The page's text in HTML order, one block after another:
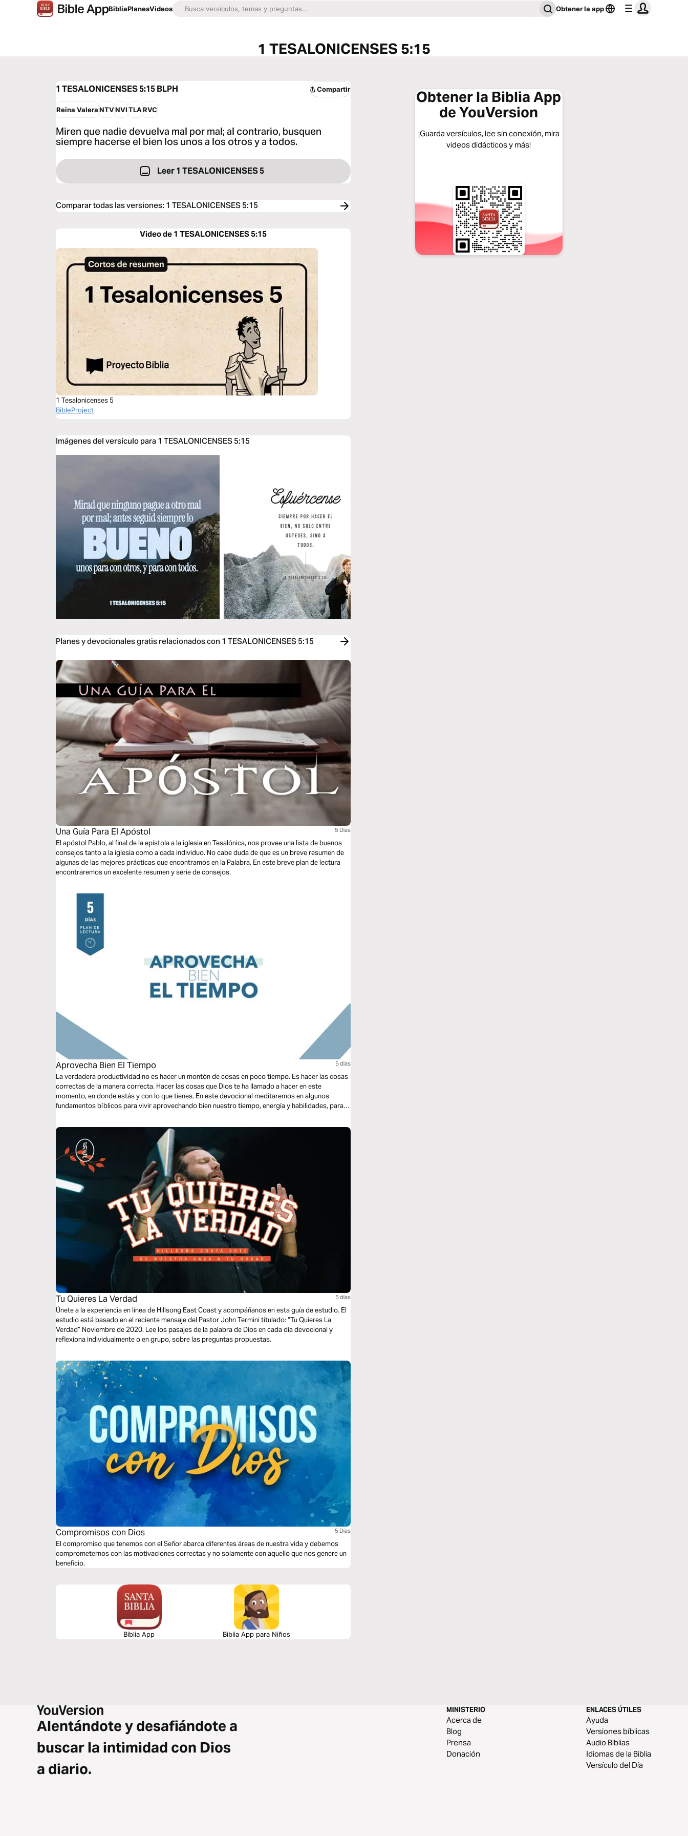
BibliaPlanesVideos Obtener la app
1 TESALONICENSES 5:15
1 TESALONICENSES 5:15BLPH Compartir
Reina Valera NTVNVI TLA RVC
Miren que nadie devuelva mal por mal; al contrario, busquen
siempre hacerse el bien los unos a los otros y a todos.
Leer 1 TESALONICENSES 5
Comparar todas las versiones: 1 TESALONICENSES 5:15
Video de 1 TESALONICENSES 5:15
1 Tesalonicenses 5
BibleProject
Imágenes del versículo para 1 TESALONICENSES 5:15
Planes y devocionales gratis relacionados con 1 TESALONICENSES 5:15
Una Guía Para El Apóstol 5 Dias
El apóstol Pablo, al final de la epístola a la iglesia en Tesalónica, nos provee una lista de buenos
consejos tanto a la iglesia como a cada individuo. No cabe duda de que es un breve resumen de
algunas de las mejores prácticas que encontramos en la Palabra. En este breve plan de lectura
encontraremos un excelente resumen y serie de consejos.
Aprovecha Bien El Tiempo 5 dias
La verdadera productividad no es hacer un montón de cosas en poco tiempo. Es hacer las cosas
correctas de la manera correcta. Hacer las cosas que Dios te ha llamado a hacer en este
momento, en donde estás y con lo que tienes. En este devocional meditaremos en algunos
fundamentos bíblicos para vivir aprovechando bien nuestro tiempo, energía y habilidades, para
Tu Quieres La Verdad 5 dias
Únete a la experiencia en línea de Hillsong East Coast y acompáñanos en esta guía de estudio. El
estudio está basado en el reciente mensaje del Pastor John Termini titulado: “Tu Quieres La
Verdad” Noviembre de 2020. Lee los pasajes de la palabra de Dios en cada día devocional y
reflexiona individualmente o en grupo, sobre las preguntas propuestas.
Compromisos con Dios 5 Dias
El compromiso que tenemos con el Señor abarca diferentes áreas de nuestra vida y debemos
comprometernos con las motivaciones correctas y no solamente con aquello que nos genere un
beneficio.
Biblia App Biblia App para Niños
Obtener la Biblia App
de YouVersion
¡Guarda versículos, lee sin conexión, mira
videos didácticos y más!
Alentándote y desafiándote a
buscar la intimidad con Dios
a diario.
MINISTERIO
Acerca de
Blog
Prensa
Donación
ENLACES ÚTILES
Ayuda
Versiones bíblicas
Audio Biblias
Idiomas de la Biblia
Versículo del Día